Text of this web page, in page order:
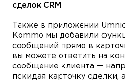
сделок CRM
Также в приложении
Kommo мы добавили
сообщений прямо в
вы можете ответить на
сообщение клиента —
покидая карточку сделки,